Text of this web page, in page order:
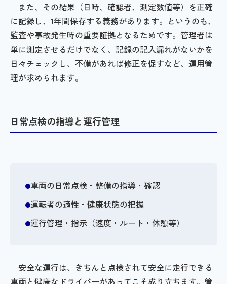
また、その結果（日時、確認者、測定数値等）を正確
に記録し、1年間保存する義務があります。というのも、
監査や事故発生時の重要証拠となるためです。管理者は
単に測定させるだけでなく、記録の記入漏れがないかを
日々チェックし、不備があれば修正を促すなど、運用管
理が求められます。
日常点検の指導と運行管理
車両の日常点検・整備の指導・確認
運転者の適性・健康状態の把握
運行管理・指示（速度・ルート・休憩等）
安全な運行は、きちんと点検されて安全に走行できる